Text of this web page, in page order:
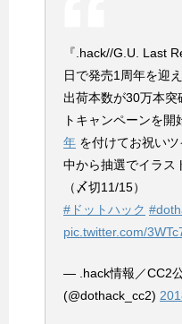
『.hack//G.U. Last
日で発売1周年を迎
出荷本数が30万本突
トキャンペーンを開
年 を付けてお祝い
中から抽選でイラス
（〆切11/15）
#ドットハック
pic.twitter.com/
— .hack情報／CC2
(@dothack_cc2)